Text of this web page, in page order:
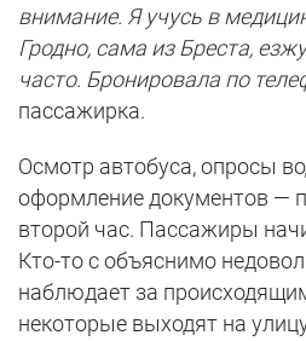
внимание. Я учусь в
Гродно, сама из Бреста,
часто. Бронировала по
пассажирка.
Осмотр автобуса, опросы
оформление документов —
второй час. Пассажиры
Кто-то с объяснимо
наблюдает за
некоторые выходят на